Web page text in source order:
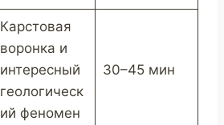
Карстовая
воронка и
интересный
геологическ
ий феномен
30–45 мин